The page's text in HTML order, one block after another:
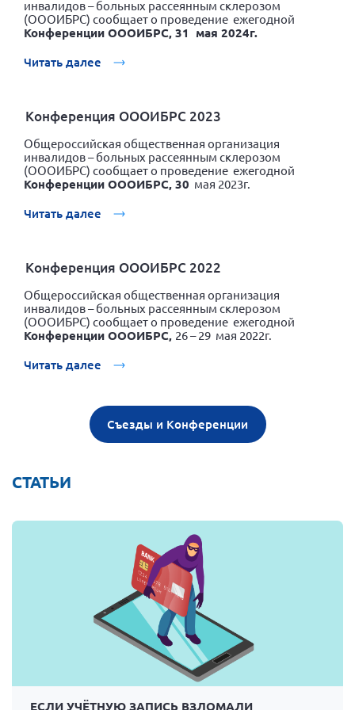
инвалидов – больных рассеянным склерозом
(ОООИБРС) сообщает о проведение ежегодной
Конференции ОООИБРС, 31 мая 2024г.
Читать далее
Конференция ОООИБРС 2023
Общероссийская общественная организация
инвалидов – больных рассеянным склерозом
(ОООИБРС) сообщает о проведение ежегодной
Конференции ОООИБРС, 30 мая 2023г.
Читать далее
Конференция ОООИБРС 2022
Общероссийская общественная организация
инвалидов – больных рассеянным склерозом
(ОООИБРС) сообщает о проведение ежегодной
Конференции ОООИБРС, 26 – 29 мая 2022г.
Читать далее
Съезды и Конференции
СТАТЬИ
ЕСЛИ УЧЁТНУЮ ЗАПИСЬ ВЗЛОМАЛИ